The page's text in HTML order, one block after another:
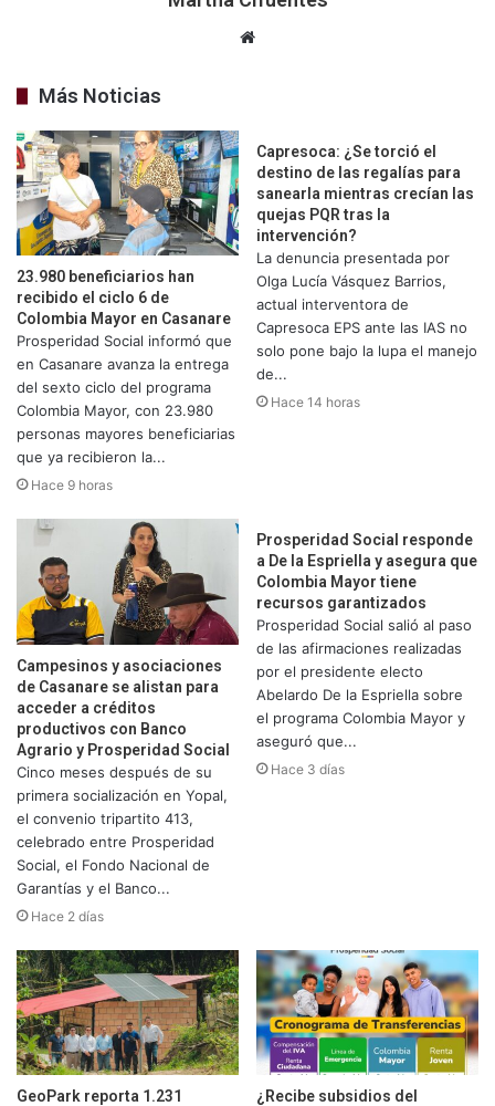
Sitio
Más Noticias
23.980 beneficiarios han
recibido el ciclo 6 de
Colombia Mayor en Casanare
Prosperidad Social informó que
en Casanare avanza la entrega
del sexto ciclo del programa
Colombia Mayor, con 23.980
personas mayores beneficiarias
que ya recibieron la...
Hace 9 horas
Capresoca: ¿Se torció el
destino de las regalías para
sanearla mientras crecían las
quejas PQR tras la
intervención?
La denuncia presentada por
Olga Lucía Vásquez Barrios,
actual interventora de
Capresoca EPS ante las IAS no
solo pone bajo la lupa el manejo
de...
Hace 14 horas
Campesinos y asociaciones
de Casanare se alistan para
acceder a créditos
productivos con Banco
Agrario y Prosperidad Social
Cinco meses después de su
primera socialización en Yopal,
el convenio tripartito 413,
celebrado entre Prosperidad
Social, el Fondo Nacional de
Garantías y el Banco...
Hace 2 días
Prosperidad Social responde
a De la Espriella y asegura que
Colombia Mayor tiene
recursos garantizados
Prosperidad Social salió al paso
de las afirmaciones realizadas
por el presidente electo
Abelardo De la Espriella sobre
el programa Colombia Mayor y
aseguró que...
Hace 3 días
GeoPark reporta 1.231
¿Recibe subsidios del